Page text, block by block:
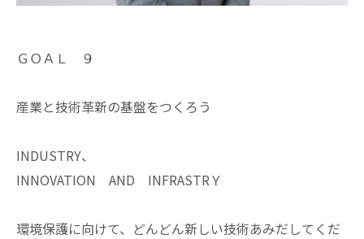
ＧＯＡＬ ９
産業と技術革新の基盤をつくろう
INDUSTRY、
INNOVATION AND INFRASTRＹ
環境保護に向けて、どんどん新しい技術あみだしてくだ